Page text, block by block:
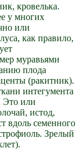
кровелька.
у многих
или
как правило,
муравьями
плода
(ракитник).
интегумента
Это или
истод,
вдоль семенного
Зрелый